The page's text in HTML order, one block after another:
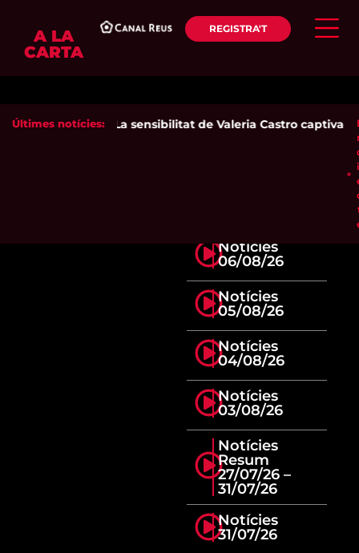
A LA
CARTA
REGISTRA'T
Últimes notícies: La sensibilitat de Valeria Castro captiva
Notícies
06/08/26
Notícies
05/08/26
Notícies
04/08/26
Notícies
03/08/26
Notícies
Resum
27/07/26 –
31/07/26
Notícies
31/07/26